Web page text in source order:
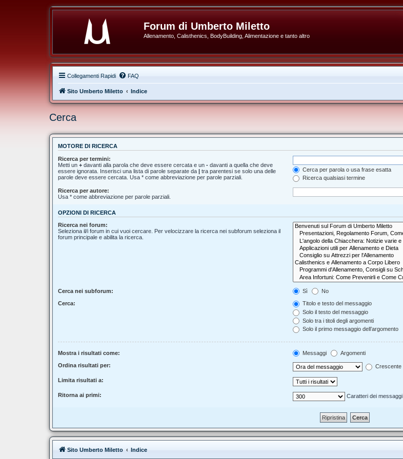
Forum di Umberto Miletto
Allenamento, Calisthenics, BodyBuilding, Alimentazione e tanto altro
Collegamenti Rapidi FAQ
Sito Umberto Miletto Indice
Cerca
MOTORE DI RICERCA
Ricerca per termini:
Metti un + davanti alla parola che deve essere cercata e un - davanti a quella che deve
essere ignorata. Inserisci una lista di parole separate da | tra parentesi se solo una delle
parole deve essere cercata. Usa * come abbreviazione per parole parziali.
Cerca per parola o usa frase esatta
Ricerca qualsiasi termine
Ricerca per autore:
Usa * come abbreviazione per parole parziali.
OPZIONI DI RICERCA
Ricerca nei forum:
Seleziona il/i forum in cui vuoi cercare. Per velocizzare la ricerca nei subforum seleziona il
forum principale e abilita la ricerca.
Cerca nei subforum: Sì No
Cerca:
Titolo e testo del messaggio
Solo il testo del messaggio
Solo tra i titoli degli argomenti
Solo il primo messaggio dell’argomento
Mostra i risultati come: Messaggi Argomenti
Ordina risultati per: Crescente
Limita risultati a:
Ritorna ai primi: Caratteri dei messaggi
Sito Umberto Miletto Indice